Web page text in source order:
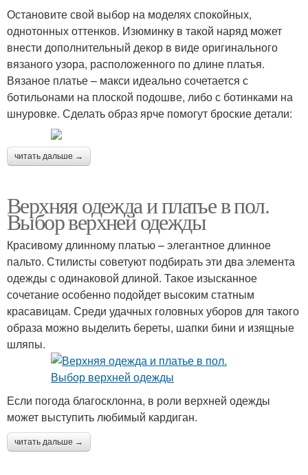
Остановите свой выбор на моделях спокойных,
однотонных оттенков. Изюминку в такой наряд может
внести дополнительный декор в виде оригинального
вязаного узора, расположенного по длине платья.
Вязаное платье – макси идеально сочетается с
ботильонами на плоской подошве, либо с ботинками на
шнуровке. Сделать образ ярче помогут броские детали:
читать дальше →
Верхняя одежда и платье в пол.
Выбор верхней одежды
Красивому длинному платью – элегантное длинное
пальто. Стилисты советуют подбирать эти два элемента
одежды с одинаковой длиной. Такое изысканное
сочетание особенно подойдет высоким статным
красавицам. Среди удачных головных уборов для такого
образа можно выделить береты, шапки бини и изящные
шляпы.
Если погода благосклонна, в роли верхней одежды
может выступить любимый кардиган.
читать дальше →